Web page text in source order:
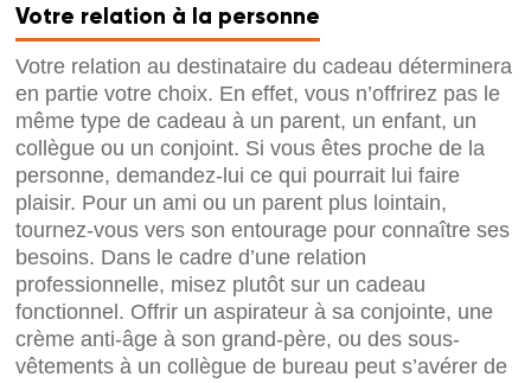
Votre relation à la personne
Votre relation au destinataire du cadeau déterminera
en partie votre choix. En effet, vous n’offrirez pas le
même type de cadeau à un parent, un enfant, un
collègue ou un conjoint. Si vous êtes proche de la
personne, demandez-lui ce qui pourrait lui faire
plaisir. Pour un ami ou un parent plus lointain,
tournez-vous vers son entourage pour connaître ses
besoins. Dans le cadre d’une relation
professionnelle, misez plutôt sur un cadeau
fonctionnel. Offrir un aspirateur à sa conjointe, une
crème anti-âge à son grand-père, ou des sous-
vêtements à un collègue de bureau peut s’avérer de